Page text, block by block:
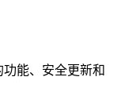
能、安全更新和